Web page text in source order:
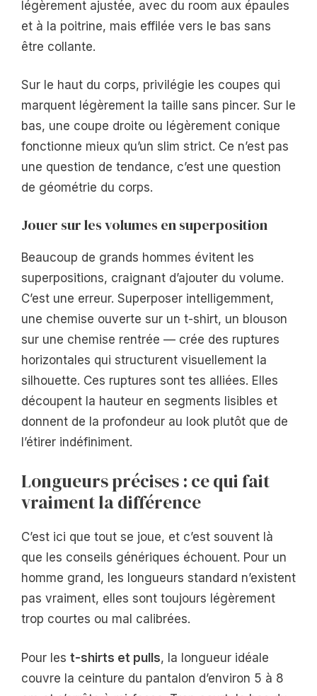
légèrement ajustée, avec du room aux épaules
et à la poitrine, mais effilée vers le bas sans
être collante.
Sur le haut du corps, privilégie les coupes qui
marquent légèrement la taille sans pincer. Sur le
bas, une coupe droite ou légèrement conique
fonctionne mieux qu’un slim strict. Ce n’est pas
une question de tendance, c’est une question
de géométrie du corps.
Jouer sur les volumes en superposition
Beaucoup de grands hommes évitent les
superpositions, craignant d’ajouter du volume.
C’est une erreur. Superposer intelligemment,
une chemise ouverte sur un t-shirt, un blouson
sur une chemise rentrée — crée des ruptures
horizontales qui structurent visuellement la
silhouette. Ces ruptures sont tes alliées. Elles
découpent la hauteur en segments lisibles et
donnent de la profondeur au look plutôt que de
l’étirer indéfiniment.
Longueurs précises : ce qui fait
vraiment la différence
C’est ici que tout se joue, et c’est souvent là
que les conseils génériques échouent. Pour un
homme grand, les longueurs standard n’existent
pas vraiment, elles sont toujours légèrement
trop courtes ou mal calibrées.
Pour les t-shirts et pulls, la longueur idéale
couvre la ceinture du pantalon d’environ 5 à 8